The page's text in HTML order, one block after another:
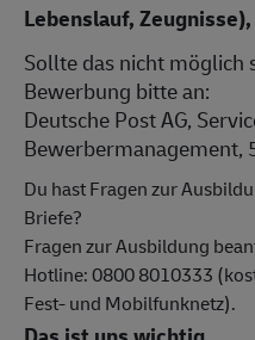
Lebenslauf, Zeugnisse),
Sollte das nicht möglich
Bewerbung bitte an:
Deutsche Post AG,
Bewerbermanagement,
Du hast Fragen zur
Briefe?
Fragen zur Ausbildung
Hotline: 0800 8010333
Fest- und Mobilfunknetz).